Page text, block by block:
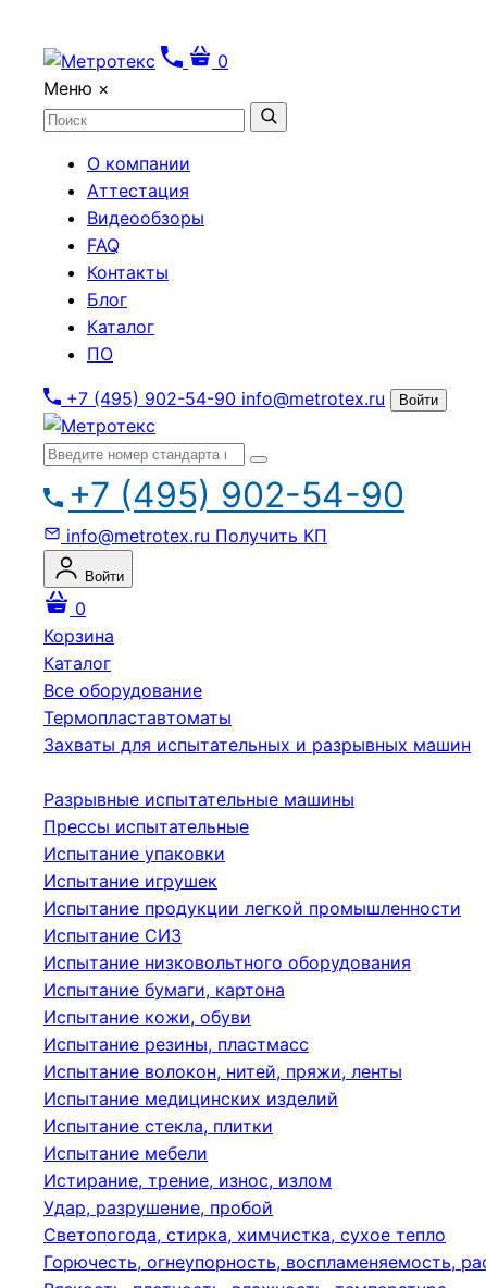
0
Меню ×
О компании
Аттестация
Видеообзоры
FAQ
Контакты
Блог
Каталог
ПО
+7 (495) 902-54-90 info@metrotex.ru Войти
+7 (495) 902-54-90
info@metrotex.ru Получить КП
Войти
0
Корзина
Каталог
Все оборудование
Термопластавтоматы
Захваты для испытательных и разрывных машин
Разрывные испытательные машины
Прессы испытательные
Испытание упаковки
Испытание игрушек
Испытание продукции легкой промышленности
Испытание СИЗ
Испытание низковольтного оборудования
Испытание бумаги, картона
Испытание кожи, обуви
Испытание резины, пластмасс
Испытание волокон, нитей, пряжи, ленты
Испытание медицинских изделий
Испытание стекла, плитки
Испытание мебели
Истирание, трение, износ, излом
Удар, разрушение, пробой
Светопогода, стирка, химчистка, сухое тепло
Горючесть, огнеупорность, воспламеняемость,